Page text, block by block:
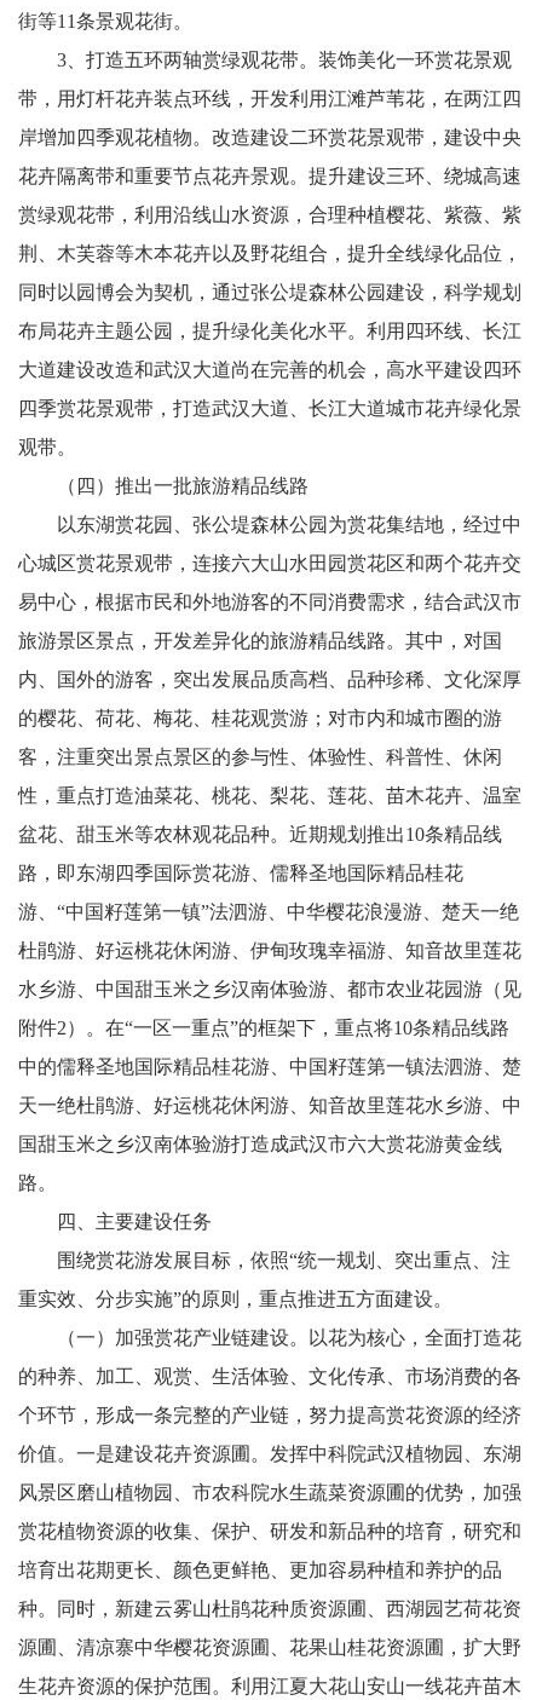
街等11条景观花街。
3、打造五环两轴赏绿观花带。装饰美化一环赏花景观
带，用灯杆花卉装点环线，开发利用江滩芦苇花，在两江四
岸增加四季观花植物。改造建设二环赏花景观带，建设中央
花卉隔离带和重要节点花卉景观。提升建设三环、绕城高速
赏绿观花带，利用沿线山水资源，合理种植樱花、紫薇、紫
荆、木芙蓉等木本花卉以及野花组合，提升全线绿化品位，
同时以园博会为契机，通过张公堤森林公园建设，科学规划
布局花卉主题公园，提升绿化美化水平。利用四环线、长江
大道建设改造和武汉大道尚在完善的机会，高水平建设四环
四季赏花景观带，打造武汉大道、长江大道城市花卉绿化景
观带。
（四）推出一批旅游精品线路
以东湖赏花园、张公堤森林公园为赏花集结地，经过中
心城区赏花景观带，连接六大山水田园赏花区和两个花卉交
易中心，根据市民和外地游客的不同消费需求，结合武汉市
旅游景区景点，开发差异化的旅游精品线路。其中，对国
内、国外的游客，突出发展品质高档、品种珍稀、文化深厚
的樱花、荷花、梅花、桂花观赏游；对市内和城市圈的游
客，注重突出景点景区的参与性、体验性、科普性、休闲
性，重点打造油菜花、桃花、梨花、莲花、苗木花卉、温室
盆花、甜玉米等农林观花品种。近期规划推出10条精品线
路，即东湖四季国际赏花游、儒释圣地国际精品桂花
游、“中国籽莲第一镇”法泗游、中华樱花浪漫游、楚天一绝
杜鹃游、好运桃花休闲游、伊甸玫瑰幸福游、知音故里莲花
水乡游、中国甜玉米之乡汉南体验游、都市农业花园游（见
附件2）。在“一区一重点”的框架下，重点将10条精品线路
中的儒释圣地国际精品桂花游、中国籽莲第一镇法泗游、楚
天一绝杜鹃游、好运桃花休闲游、知音故里莲花水乡游、中
国甜玉米之乡汉南体验游打造成武汉市六大赏花游黄金线
路。
四、主要建设任务
围绕赏花游发展目标，依照“统一规划、突出重点、注
重实效、分步实施”的原则，重点推进五方面建设。
（一）加强赏花产业链建设。以花为核心，全面打造花
的种养、加工、观赏、生活体验、文化传承、市场消费的各
个环节，形成一条完整的产业链，努力提高赏花资源的经济
价值。一是建设花卉资源圃。发挥中科院武汉植物园、东湖
风景区磨山植物园、市农科院水生蔬菜资源圃的优势，加强
赏花植物资源的收集、保护、研发和新品种的培育，研究和
培育出花期更长、颜色更鲜艳、更加容易种植和养护的品
种。同时，新建云雾山杜鹃花种质资源圃、西湖园艺荷花资
源圃、清凉寨中华樱花资源圃、花果山桂花资源圃，扩大野
生花卉资源的保护范围。利用江夏大花山安山一线花卉苗木